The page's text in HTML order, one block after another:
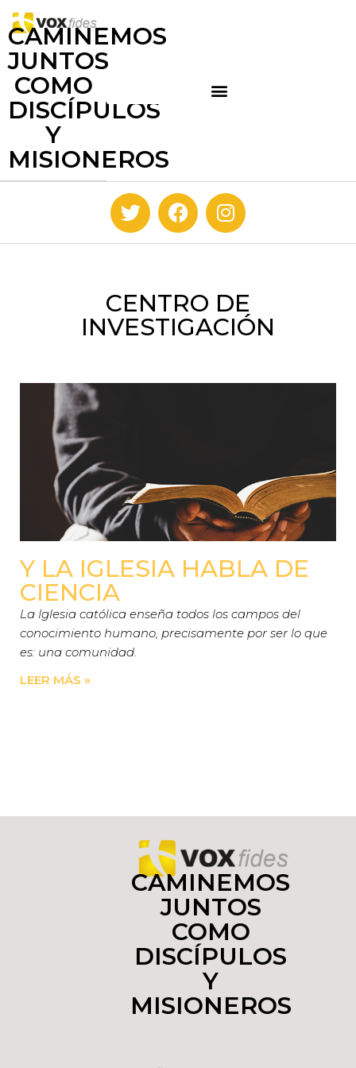
CAMINEMOS
JUNTOS
COMO
DISCÍPULOS
Y
MISIONEROS
CENTRO DE
INVESTIGACIÓN
Y LA IGLESIA HABLA DE
CIENCIA
La Iglesia católica enseña todos los campos del
conocimiento humano, precisamente por ser lo que
es: una comunidad.
LEER MÁS »
CAMINEMOS
JUNTOS
COMO
DISCÍPULOS
Y
MISIONEROS